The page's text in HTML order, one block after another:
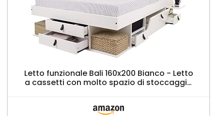
Letto funzionale Bali 160x200 Bianco - Letto
a cassetti con molto spazio di stoccaggio
con contenitore in MDF laccato - Prezzo
incl. rete a doghe